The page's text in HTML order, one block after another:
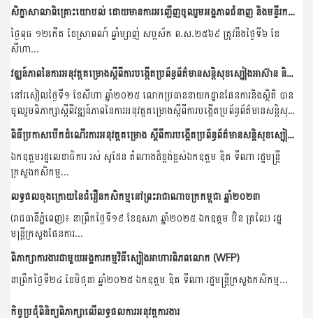
សិក្ខាសាលាពិគ្រោះយោបល់ ដោយមានការអញ្ជើញចូលរួមអង្គភាពជំនាញ និងមន្ទីរកសិកម្មរុក្ខាប្រមាញ់ និងនេសាទ ខេត្តកំពត និងខេត្តព្រៃវែង
ថ្ងៃពុធ ១២កើត ខែស្រាពណ៍ ឆ្នាំម្សាញ់ សប្តស័ក ព.ស.២៥៦៩ ត្រូវនឹងថ្ងៃទី៦ ខែ
សីហា...
វឌ្ឃន៍ភាពនៃការអនុវត្តគម្រោងស្តីពីការបង្កើតប្រព័ន្ធព័ត៌មានសន្តិសុខស្បៀងអាស៊ាន និងការអភិវឌ្ឍធនធានមនុស្ស(ដំណាក់កាលទី១ ២ និងទី៣)
នៅរសៀលថ្ងៃទី១ ខែសីហា ឆ្នាំ២០២៥ លោកប្រធាននាយកដ្ឋានផែនការនិងស្ថិតិ បាន
ចូលរួមពិភាក្សាស្តីពីវឌ្ឍន៍ភាពនៃការអនុវត្តគម្រោងស្តីពីការបង្កើតប្រព័ន្ធព័ត៌មានសន្តិសុខ
ស្បៀងអាស៊ាន...
ពិធីប្រកាសបើកដំណើរការអនុវត្តគម្រោង ស្តីពីការបង្កើតប្រព័ន្ធព័ត៌មានសន្តិសុខស្បៀងអាស៊ាន និងការអភិវឌ្ឍធនធានមនុស្ស(ដំណាក់កាលទី៣)
ឯកឧត្តមរដ្ឋលេខាធិការ រស់ សូដែន តំណាងដ៏ខ្ពង់ខ្ពស់ឯកឧត្តម ឌិត ទីណា រដ្ឋមន្ត្រី
ក្រសួងកសិកម្ម...
លទ្ធផលចុងក្រោយនៃជំរឿនកសិកម្មនៅព្រះរាជាណាចក្រកម្ពុជា ឆ្នាំ២០២៣
(រាជធានីភ្នំពេញ)៖ នាព្រឹកថ្ងៃទី១៩ ខែឧសភា ឆ្នាំ២០២៥ ឯកឧត្តម ប៊ិន ត្រឈៃ រដ្ឋ
មន្ត្រីក្រសួងផែនការ...
ពិភាក្សាការងារជាមួយអង្គការកម្មវិធីស្បៀងអាហារពិភពលោក (WFP)
នាព្រឹកថ្ងៃទី២៤ ខែមិថុនា ឆ្នាំ២០២៥ ឯកឧត្តម ឌិត ទីណា រដ្ឋមន្ដ្រីក្រសួងកសិកម្ម...
កិច្ចប្រជុំពិនិត្យពិភាក្សាលើលទ្ធផលការអនុវត្តការងារ